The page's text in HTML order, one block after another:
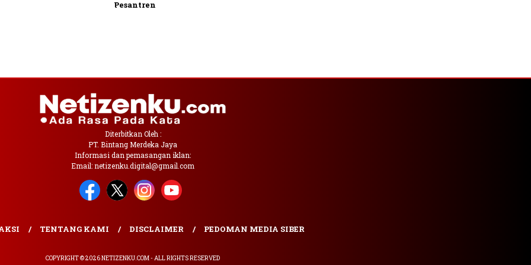
Pesantren
Diterbitkan Oleh :
PT. Bintang Merdeka Jaya
Informasi dan pemasangan iklan:
Email: netizenku.digital@gmail.com
TENTANG KAMI DISCLAIMER PEDOMAN MEDIA SIBER
COPYRIGHT © 2026 NETIZENKU.COM - ALL RIGHTS RESERVED